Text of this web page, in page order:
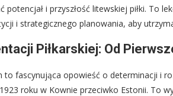
potencjał i przyszłość litewskiej piłki. To
i strategicznego planowania, aby
Piłkarskiej: Od
to fascynująca opowieść o determinacji i
roku w Kownie przeciwko Estonii. To